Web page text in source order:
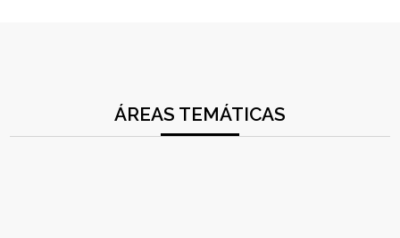
ÁREAS TEMÁTICAS